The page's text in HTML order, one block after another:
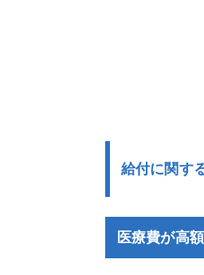
給付に関す
医療費が高